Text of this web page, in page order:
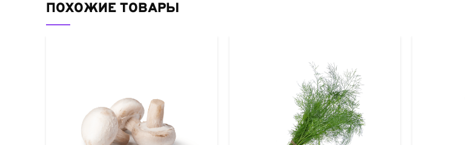
ПОХОЖИЕ ТОВАРЫ